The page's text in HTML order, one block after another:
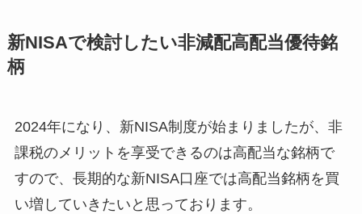
新NISAで検討したい非減配高配当優待銘
柄
2024年になり、新NISA制度が始まりましたが、非
課税のメリットを享受できるのは高配当な銘柄で
すので、長期的な新NISA口座では高配当銘柄を買
い増していきたいと思っております。